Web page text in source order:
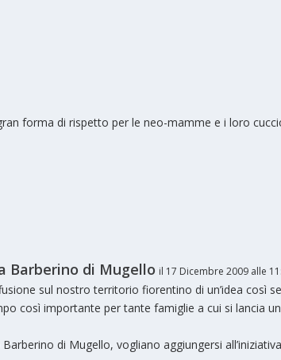
forma di rispetto per le neo-mamme e i loro
Barberino di Mugello il 17 Dicembre 2009 alle
sul nostro territorio fiorentino di un’idea così
così importante per tante famiglie a cui si lancia un
di Mugello, vogliano aggiungersi